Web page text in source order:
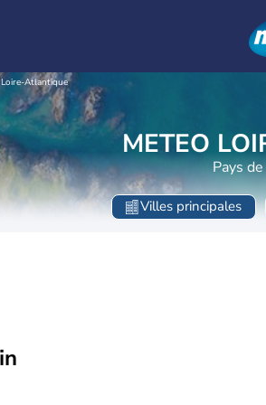
Loire-Atlantique
METEO
Pays
Villes principales